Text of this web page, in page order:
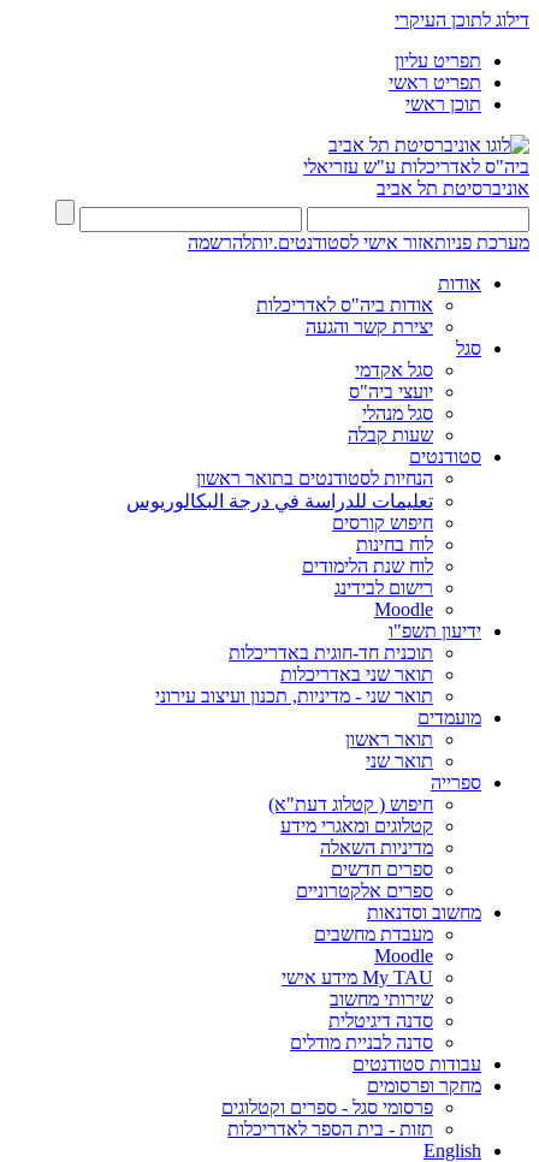
דילוג לתוכן העיקרי
תפריט עליון
תפריט ראשי
תוכן ראשי
ביה"ס לאדריכלות ע"ש עזריאלי
אוניברסיטת תל אביב
מערכת פניותאזור אישי לסטודנטים.יותלהרשמה
אודות
אודות ביה"ס לאדריכלות
יצירת קשר והגעה
סגל
סגל אקדמי
יועצי ביה"ס
סגל מנהלי
שעות קבלה
סטודנטים
הנחיות לסטודנטים בתואר ראשון
تعليمات للدراسة في درجة البكالوريوس
חיפוש קורסים
לוח בחינות
לוח שנת הלימודים
רישום לבידינג
Moodle
ידיעון תשפ"ו
תוכנית חד-חוגית באדריכלות
תואר שני באדריכלות
תואר שני - מדיניות, תכנון ועיצוב עירוני
מועמדים
תואר ראשון
תואר שני
ספרייה
חיפוש ( קטלוג דעת"א)
קטלוגים ומאגרי מידע
מדיניות השאלה
ספרים חדשים
ספרים אלקטרוניים
מחשוב וסדנאות
מעבדת מחשבים
Moodle
My TAU מידע אישי
שירותי מחשוב
סדנה דיגיטלית
סדנה לבניית מודלים
עבודות סטודנטים
מחקר ופרסומים
פרסומי סגל - ספרים וקטלוגים
תזות - בית הספר לאדריכלות
English